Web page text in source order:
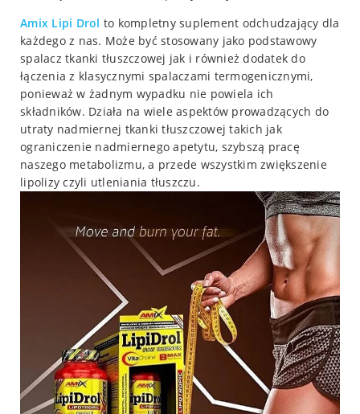
Amix Lipi Drol to kompletny suplement odchudzający dla
każdego z nas. Może być stosowany jako podstawowy
spalacz tkanki tłuszczowej jak i również dodatek do
łączenia z klasycznymi spalaczami termogenicznymi,
ponieważ w żadnym wypadku nie powiela ich
składników. Działa na wiele aspektów prowadzących do
utraty nadmiernej tkanki tłuszczowej takich jak
ograniczenie nadmiernego apetytu, szybszą pracę
naszego metabolizmu, a przede wszystkim zwiększenie
lipolizy czyli utleniania tłuszczu.